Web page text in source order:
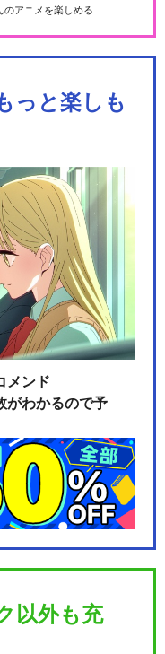
のアニメを楽しめる
っと楽しも
メンド
がわかるので予
以外も充